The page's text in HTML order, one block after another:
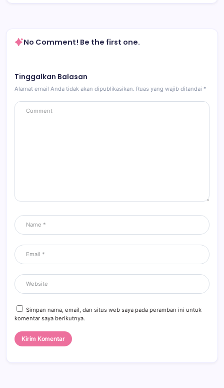
No Comment! Be the first one.
Tinggalkan Balasan
Alamat email Anda tidak akan dipublikasikan. Ruas yang wajib ditandai *
Simpan nama, email, dan situs web saya pada peramban ini untuk
komentar saya berikutnya.